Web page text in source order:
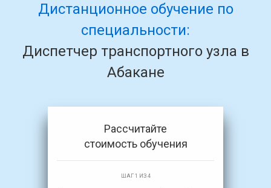
Дистанционное обучение по
специальности:
Диспетчер транспортного узла в
Абакане
Рассчитайте
стоимость обучения
ШАГ 1 ИЗ 4